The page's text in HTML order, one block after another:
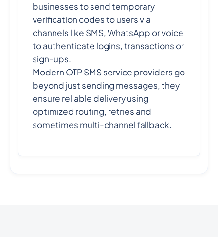
businesses to send temporary
verification codes to users via
channels like SMS, WhatsApp or voice
to authenticate logins, transactions or
sign-ups.
Modern OTP SMS service providers go
beyond just sending messages, they
ensure reliable delivery using
optimized routing, retries and
sometimes multi-channel fallback.